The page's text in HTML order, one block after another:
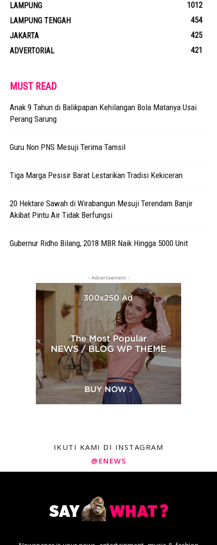
LAMPUNG
1012
LAMPUNG TENGAH
454
JAKARTA
425
ADVERTORIAL
421
MUST READ
Anak 9 Tahun di Balikpapan Kehilangan Bola Matanya Usai
Perang Sarung
Guru Non PNS Mesuji Terima Tamsil
Tiga Marga Pesisir Barat Lestarikan Tradisi Kekiceran
20 Hektare Sawah di Wirabangun Mesuji Terendam Banjir
Akibat Pintu Air Tidak Berfungsi
Gubernur Ridho Bilang, 2018 MBR Naik Hingga 5000 Unit
- Advertisement -
IKUTI KAMI DI INSTAGRAM
@ENEWS